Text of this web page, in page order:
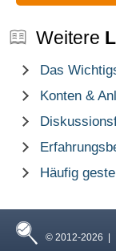
Weitere
Das
Konten &
Häufig
© 2012-2026 |